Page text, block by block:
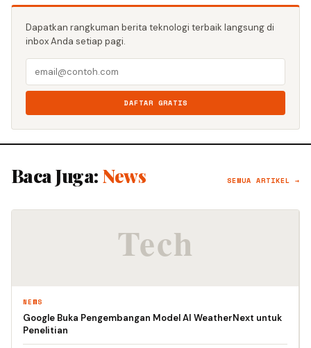
Dapatkan rangkuman berita teknologi terbaik langsung di
inbox Anda setiap pagi.
DAFTAR GRATIS
Baca Juga: News SEMUA ARTIKEL →
NEWS
Google Buka Pengembangan Model AI WeatherNext untuk
Penelitian